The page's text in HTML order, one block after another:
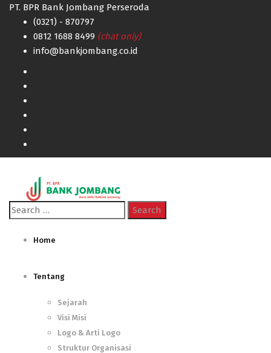
PT. BPR Bank Jombang Perseroda
(0321) - 870797
0812 1688 8499 (chat only)
info@bankjombang.co.id
Search
for:
Home
Tentang
Sejarah
Visi Misi
Logo & Arti Logo
Struktur Organisasi